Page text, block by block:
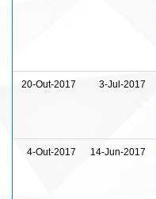
20-Out-2017 3-Jul-2017
4-Out-2017 14-Jun-2017